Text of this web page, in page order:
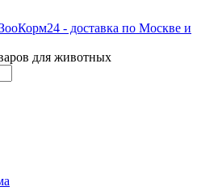
для животных